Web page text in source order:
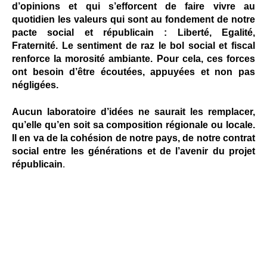
d’opinions et qui s’efforcent de faire vivre au
quotidien les valeurs qui sont au fondement de notre
pacte social et républicain : Liberté, Egalité,
Fraternité. Le sentiment de raz le bol social et fiscal
renforce la morosité ambiante. Pour cela, ces forces
ont besoin d’être écoutées, appuyées et non pas
négligées.
Aucun laboratoire d’idées ne saurait les remplacer,
qu’elle qu’en soit sa composition régionale ou locale.
Il en va de la cohésion de notre pays, de notre contrat
social entre les générations et de l’avenir du projet
républicain.